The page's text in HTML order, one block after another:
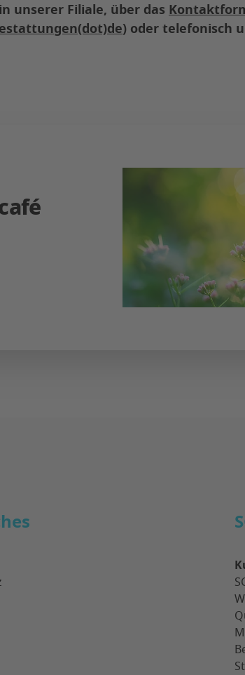
unserer Filiale, über das
) oder telefonisch